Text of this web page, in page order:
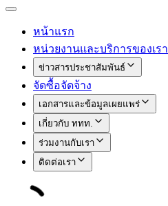
หน้าแรก
หน่วยงานและบริการของเรา
ข่าวสารประชาสัมพันธ์
จัดซื้อจัดจ้าง
เอกสารและข้อมูลเผยแพร่
เกี่ยวกับ ททท.
ร่วมงานกับเรา
ติดต่อเรา